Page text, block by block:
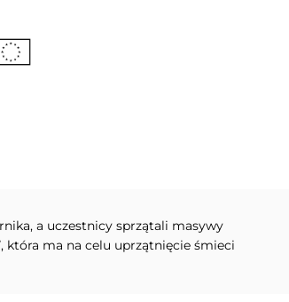
a uczestnicy sprzątali masywy
która ma na celu uprzątnięcie śmieci